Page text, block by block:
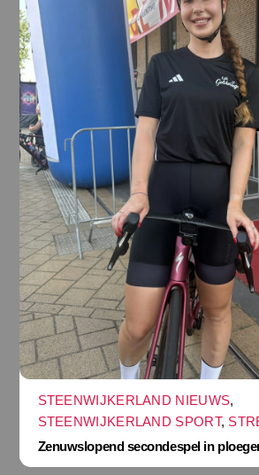
STEENWIJKERLAND NIEUWS,
STEENWIJKERLAND SPORT,
Zenuwslopend secondespel in